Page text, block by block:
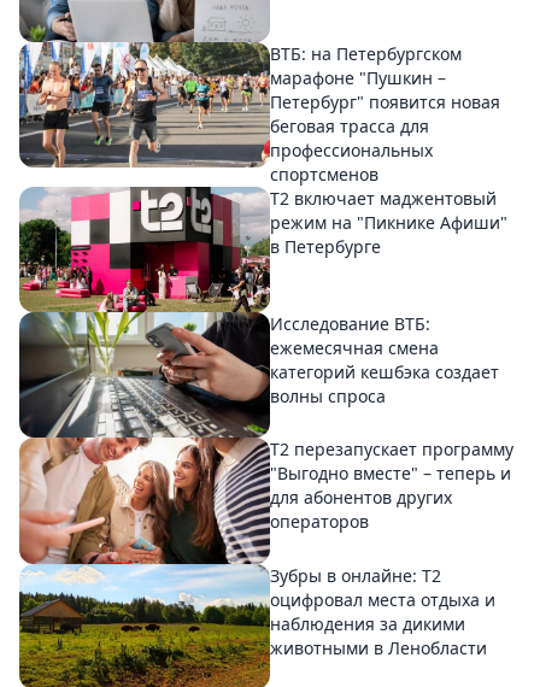
ВТБ: на Петербургском
марафоне "Пушкин –
Петербург" появится новая
беговая трасса для
профессиональных
спортсменов
Т2 включает маджентовый
режим на "Пикнике Афиши"
в Петербурге
Исследование ВТБ:
ежемесячная смена
категорий кешбэка создает
волны спроса
Т2 перезапускает программу
"Выгодно вместе" – теперь и
для абонентов других
операторов
Зубры в онлайне: Т2
оцифровал места отдыха и
наблюдения за дикими
животными в Ленобласти